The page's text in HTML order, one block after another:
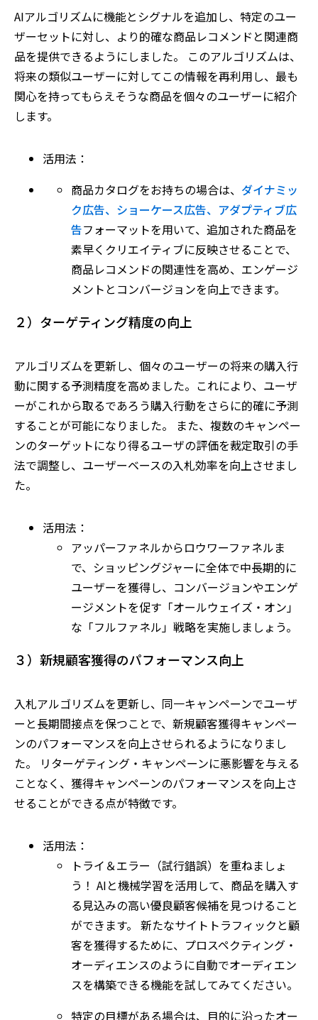
AIアルゴリズムに機能とシグナルを追加し、特定のユー
ザーセットに対し、より的確な商品レコメンドと関連商
品を提供できるようにしました。 このアルゴリズムは、
将来の類似ユーザーに対してこの情報を再利用し、最も
関心を持ってもらえそうな商品を個々のユーザーに紹介
します。
活用法：
商品カタログをお持ちの場合は、 ダイナミッ
ク広告、ショーケース広告、アダプティブ広
告フォーマットを用いて、追加された商品を
素早くクリエイティブに反映させることで、
商品レコメンドの関連性を高め、エンゲージ
メントとコンバージョンを向上できます。
２）ターゲティング精度の向上
アルゴリズムを更新し、個々のユーザーの将来の購入行
動に関する予測精度を高めました。これにより、ユーザ
ーがこれから取るであろう購入行動をさらに的確に予測
することが可能になりました。 また、複数のキャンペー
ンのターゲットになり得るユーザの評価を裁定取引の手
法で調整し、ユーザーベースの入札効率を向上させまし
た。
活用法：
アッパーファネルからロウワーファネルま
で、ショッピングジャーに全体で中長期的に
ユーザーを獲得し、コンバージョンやエンゲ
ージメントを促す「オールウェイズ・オン」
な「フルファネル」戦略を実施しましょう。
３）新規顧客獲得のパフォーマンス向上
入札アルゴリズムを更新し、同一キャンペーンでユーザ
ーと長期間接点を保つことで、新規顧客獲得キャンペー
ンのパフォーマンスを向上させられるようになりまし
た。 リターゲティング・キャンペーンに悪影響を与える
ことなく、獲得キャンペーンのパフォーマンスを向上さ
せることができる点が特徴です。
活用法：
トライ＆エラー（試行錯誤）を重ねましょ
う！ AIと機械学習を活用して、商品を購入す
る見込みの高い優良顧客候補を見つけること
ができます。 新たなサイトトラフィックと顧
客を獲得するために、プロスペクティング・
オーディエンスのように自動でオーディエン
スを構築できる機能を試してみてください。
特定の目標がある場合は、目的に沿ったオー